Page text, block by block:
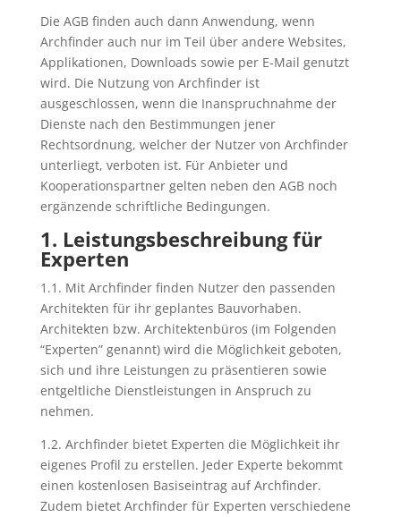
Die AGB finden auch dann Anwendung, wenn
Archfinder auch nur im Teil über andere Websites,
Applikationen, Downloads sowie per E-Mail genutzt
wird. Die Nutzung von Archfinder ist
ausgeschlossen, wenn die Inanspruchnahme der
Dienste nach den Bestimmungen jener
Rechtsordnung, welcher der Nutzer von Archfinder
unterliegt, verboten ist. Für Anbieter und
Kooperationspartner gelten neben den AGB noch
ergänzende schriftliche Bedingungen.
1. Leistungsbeschreibung für
Experten
1.1. Mit Archfinder finden Nutzer den passenden
Architekten für ihr geplantes Bauvorhaben.
Architekten bzw. Architektenbüros (im Folgenden
“Experten” genannt) wird die Möglichkeit geboten,
sich und ihre Leistungen zu präsentieren sowie
entgeltliche Dienstleistungen in Anspruch zu
nehmen.
1.2. Archfinder bietet Experten die Möglichkeit ihr
eigenes Profil zu erstellen. Jeder Experte bekommt
einen kostenlosen Basiseintrag auf Archfinder.
Zudem bietet Archfinder für Experten verschiedene